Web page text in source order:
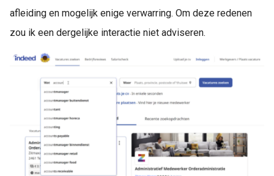
afleiding en mogelijk enige verwarring. Om deze redenen
zou ik een dergelijke interactie niet adviseren.